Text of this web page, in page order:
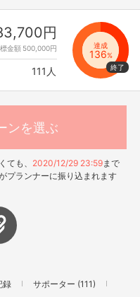
円
金額 500,000円 達成
136%
111人
ンを選ぶ
も、 2020/12/29 23:59まで
プランナーに振り込まれます
録 サポーター (111)